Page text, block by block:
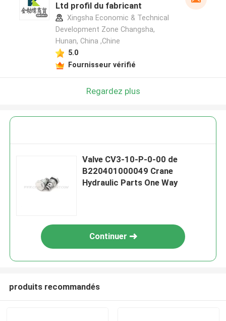
Ltd profil du fabricant
Xingsha Economic & Technical
Development Zone Changsha,
Hunan, China ,Chine
5.0
Fournisseur vérifié
Regardez plus
Valve CV3-10-P-0-00 de
B220401000049 Crane
Hydraulic Parts One Way
Continuer
produits recommandés